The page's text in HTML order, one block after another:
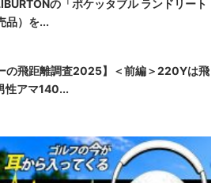
の「ポケッタブル ランドリート
品）を...
の飛距離調査2025】＜前編＞220Yは飛
アマ140...